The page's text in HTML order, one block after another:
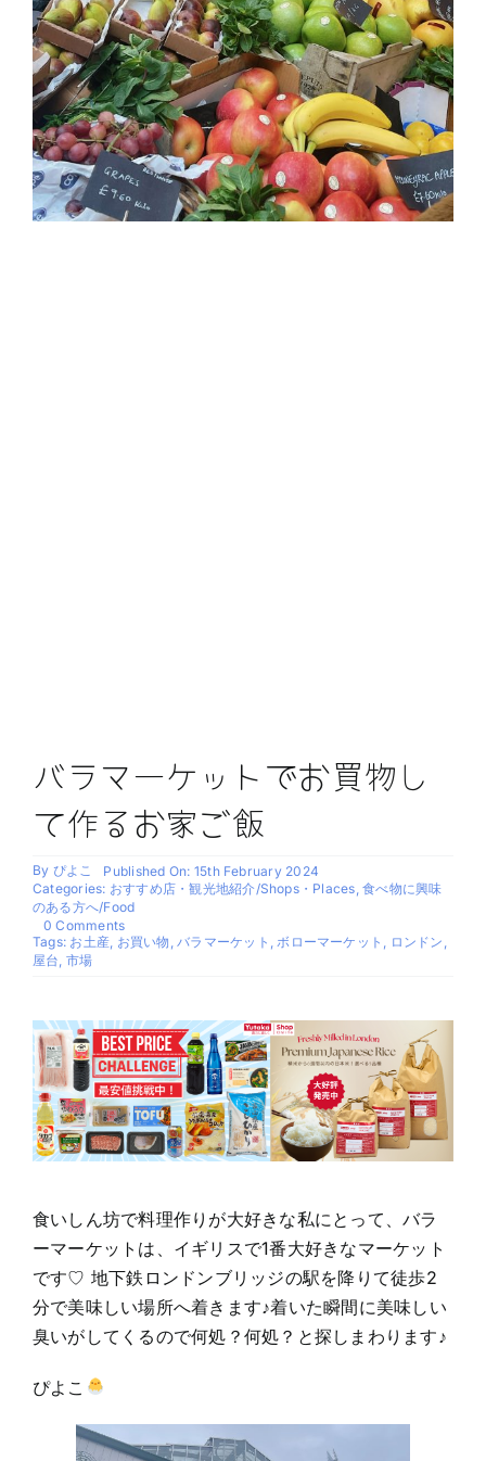
バラマーケットでお買物し
て作るお家ご飯
By ぴよこ
Published On: 15th February 2024
Categories: おすすめ店・観光地紹介/Shops・Places,食べ物に興味
のある方へ/Food
0 Commentson
バ
ッ
ト
で
お
買
物
し
て
お
ご
飯
Tags: お土産, お買い物 ,バラマーケット ,ボローマーケット , ロンドン ,
屋台, 市場
食いしん坊で料理作りが大好きな私にとって、バラ
ーマーケットは、イギリスで1番大好きなマーケット
です♡ 地下鉄ロンドンブリッジの駅を降りて徒歩2
分で美味しい場所へ着きます♪着いた瞬間に美味しい
臭いがしてくるので何処？何処？と探しまわります♪
ぴよこ